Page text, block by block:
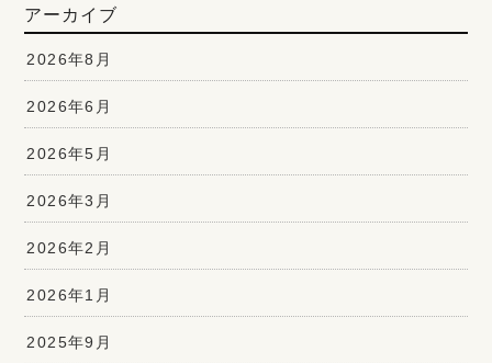
アーカイブ
2026年8月
2026年6月
2026年5月
2026年3月
2026年2月
2026年1月
2025年9月